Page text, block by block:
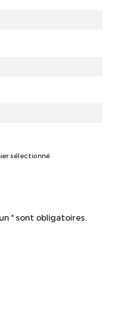
sélectionné
* sont obligatoires.